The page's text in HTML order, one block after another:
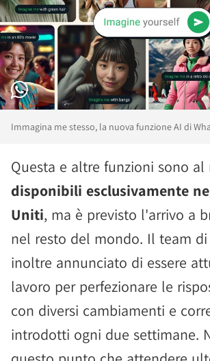
Immagina me stesso, la nuova funzione AI di
Questa e altre funzioni sono
disponibili esclusivamente
Uniti, ma è previsto l'arrivo a
nel resto del mondo. Il team
inoltre annunciato di essere
lavoro per perfezionare le
con diversi cambiamenti e
introdotti ogni due settimane.